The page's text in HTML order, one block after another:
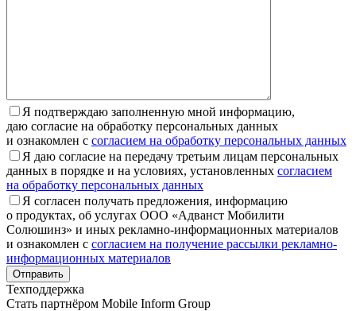
Я подтверждаю заполненную мной информацию,
даю согласие на обработку персональных данных
и ознакомлен с согласием на обработку персональных данных
Я даю согласие на передачу третьим лицам персональных
данных в порядке и на условиях, установленных согласием
на обработку персональных данных
Я согласен получать предложения, информацию
о продуктах, об услугах ООО «Адванст Мобилити
Солюшинз» и иных рекламно-информационных материалов
и ознакомлен с согласием на получение рассылки рекламно-
информационных материалов
Отправить
Техподдержка
Стать партнёром Mobile Inform Group